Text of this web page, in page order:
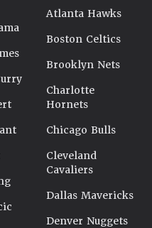
Atlanta Hawks
Boston Celtics
Brooklyn Nets
Charlotte
Hornets
Chicago Bulls
Cleveland
Cavaliers
Dallas Mavericks
Denver Nuggets